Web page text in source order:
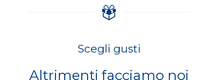
Scegli gusti
Altrimenti facciamo noi